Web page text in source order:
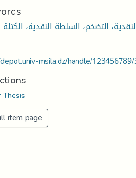
التضخم، السلطة النقدية، الكتلة
msila.dz/handle/
item page